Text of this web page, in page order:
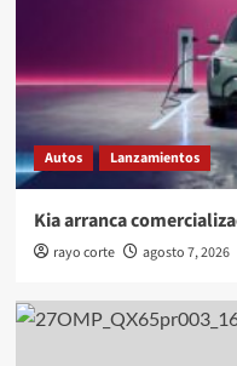
Autos Lanzamientos
Kia arranca
rayo corte agosto 7, 2026